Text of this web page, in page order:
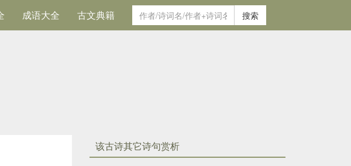
成语大全 古文典籍 搜索
该古诗其它诗句赏析